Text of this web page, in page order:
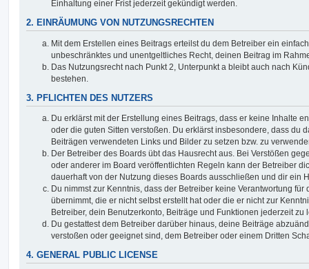
Einhaltung einer Frist jederzeit gekündigt werden.
2. EINRÄUMUNG VON NUTZUNGSRECHTEN
Mit dem Erstellen eines Beitrags erteilst du dem Betreiber ein
unbeschränktes und unentgeltliches Recht, deinen Beitrag im
Das Nutzungsrecht nach Punkt 2, Unterpunkt a bleibt auch nach
bestehen.
3. PFLICHTEN DES NUTZERS
Du erklärst mit der Erstellung eines Beitrags, dass er keine Inhalte
oder die guten Sitten verstoßen. Du erklärst insbesondere, dass du
Beiträgen verwendeten Links und Bilder zu setzen bzw. zu
Der Betreiber des Boards übt das Hausrecht aus. Bei Verstößen
oder anderer im Board veröffentlichten Regeln kann der Betreiber
dauerhaft von der Nutzung dieses Boards ausschließen und dir ein
Du nimmst zur Kenntnis, dass der Betreiber keine Verantwortung für
übernimmt, die er nicht selbst erstellt hat oder die er nicht zur
Betreiber, dein Benutzerkonto, Beiträge und Funktionen jederzeit zu
Du gestattest dem Betreiber darüber hinaus, deine Beiträge
verstoßen oder geeignet sind, dem Betreiber oder einem Dritten
4. GENERAL PUBLIC LICENSE